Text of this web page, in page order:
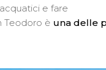
e fare
Teodoro è una delle